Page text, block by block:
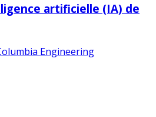
artificielle (IA) de
Engineering